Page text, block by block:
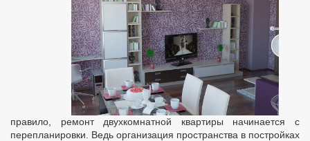
правило, ремонт двухкомнатной квартиры начинается с
перепланировки. Ведь организация пространства в постройках